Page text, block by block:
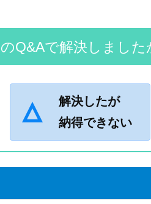
Q&Aで解決しました
解決したが
納得できない